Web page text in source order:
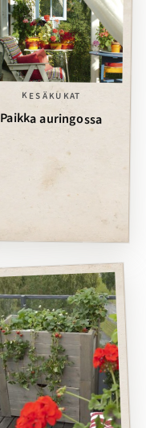
KESÄKUKAT
Paikka auringossa